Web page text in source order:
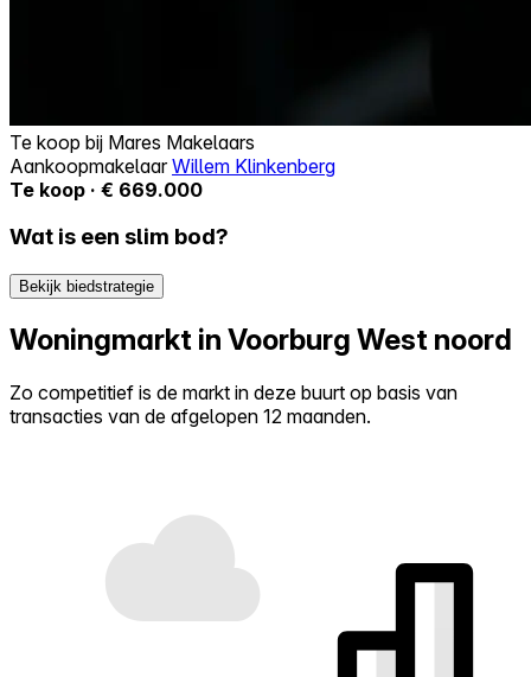
Te koop bij Mares Makelaars
AankoopmakelaarWillem Klinkenberg
Te koop · € 669.000
Wat is een slim bod?
Bekijk biedstrategie
Woningmarkt in Voorburg West noord
Zo competitief is de markt in deze buurt op basis van
transacties van de afgelopen 12 maanden.